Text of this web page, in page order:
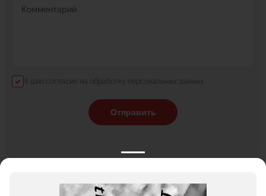
Комментарий
Я даю согласие на обработку персональных данных
Отправить
НОВОСТИ